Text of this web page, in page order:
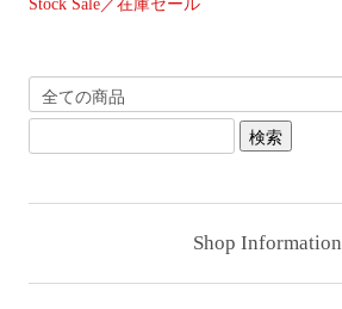
Stock Sale／在庫セール
Shop Information